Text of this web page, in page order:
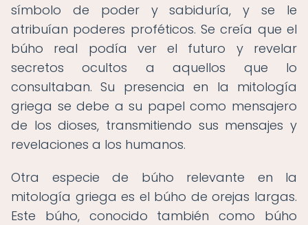
símbolo de poder y sabiduría, y se le
atribuían poderes proféticos. Se creía que el
búho real podía ver el futuro y revelar
secretos ocultos a aquellos que lo
consultaban. Su presencia en la mitología
griega se debe a su papel como mensajero
de los dioses, transmitiendo sus mensajes y
revelaciones a los humanos.
Otra especie de búho relevante en la
mitología griega es el búho de orejas largas.
Este búho, conocido también como búho